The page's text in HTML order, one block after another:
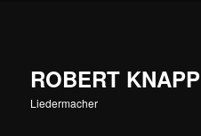
ROBERT KNAPP
Liedermacher